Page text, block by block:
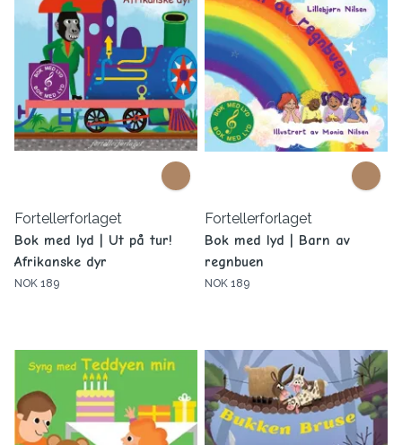
Fortellerforlaget
Bok med lyd | Ut på tur!
Afrikanske dyr
NOK 189
Fortellerforlaget
Bok med lyd | Barn av
regnbuen
NOK 189